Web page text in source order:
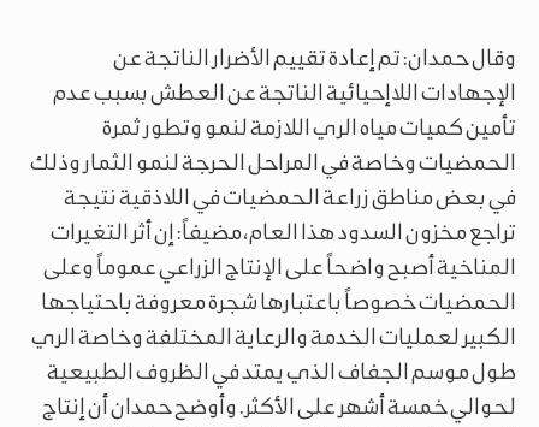
وقال حمدان: تم إعادة تقييم الأضرار الناتجة عن
الإجهادات اللاإحيائية الناتجة عن العطش بسبب عدم
تأمين كميات مياه الري اللازمة لنمو وتطور ثمرة
الحمضيات وخاصة في المراحل الحرجة لنمو الثمار وذلك
في بعض مناطق زراعة الحمضيات في اللاذقية نتيجة
تراجع مخزون السدود هذا العام، مضيفاً: إن أثر التغيرات
المناخية أصبح واضحاً على الإنتاج الزراعي عموماً وعلى
الحمضيات خصوصاً باعتبارها شجرة معروفة باحتياجها
الكبير لعمليات الخدمة والرعاية المختلفة وخاصة الري
طول موسم الجفاف الذي يمتد في الظروف الطبيعية
لحوالي خمسة أشهر على الأكثر. وأوضح حمدان أن إنتاج